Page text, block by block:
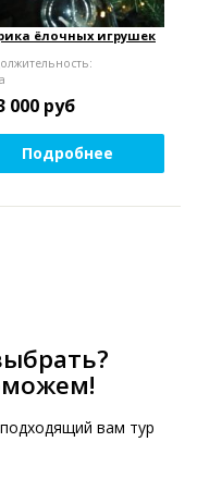
ёлочных игрушек
000 руб
Подробнее
вам тур